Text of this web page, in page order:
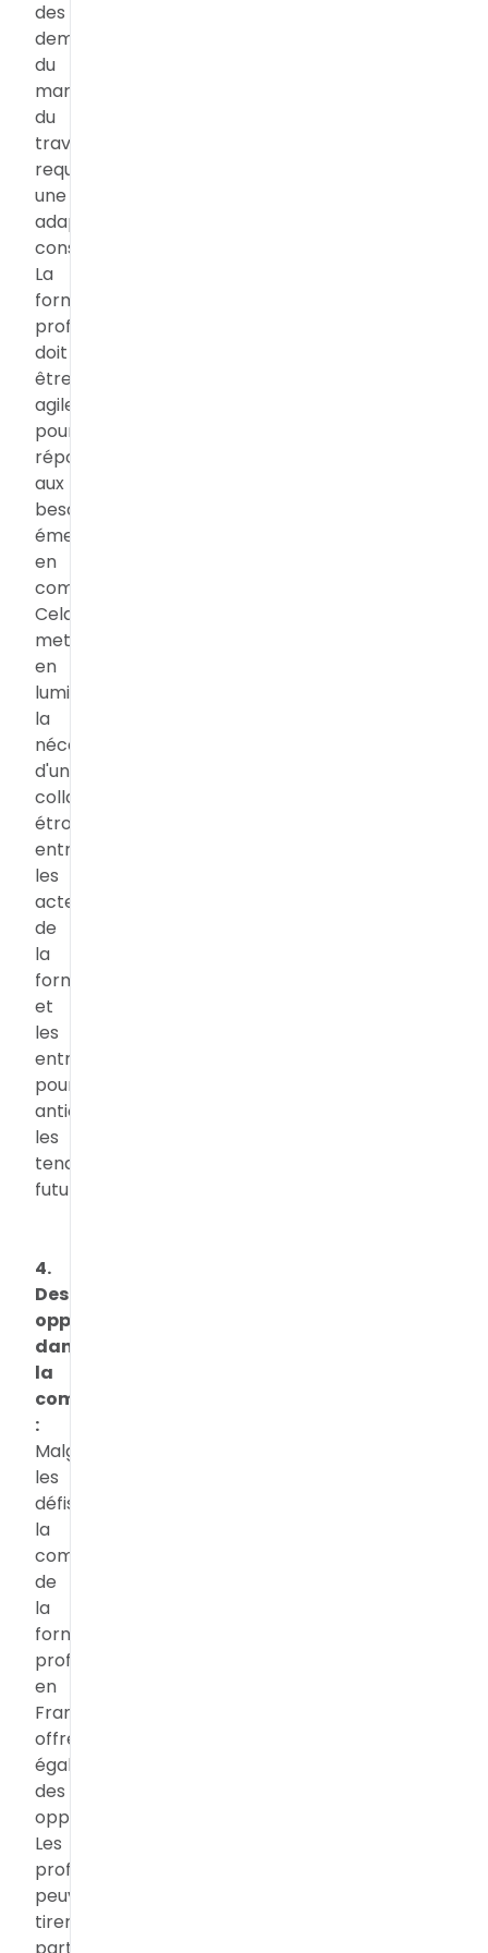
des
demandes
du
marché
du
travail
requiert
une
adaptabilité
constante.
La
formation
professionnelle
doit
être
agile
pour
répondre
aux
besoins
émergents
en
compétences.
Cela
met
en
lumière
la
nécessité
d'une
collaboration
étroite
entre
les
acteurs
de
la
formation
et
les
entreprises
pour
anticiper
les
tendances
futures.
4.
Des
opportunités
dans
la
complexité
:
Malgré
les
défis,
la
complexité
de
la
formation
professionnelle
en
France
offre
également
des
opportunités.
Les
professionnels
peuvent
tirer